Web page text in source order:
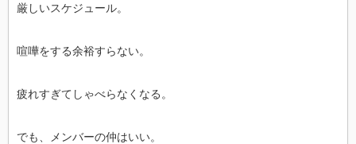
厳しいスケジュール。
喧嘩をする余裕すらない。
疲れすぎてしゃべらなくなる。
でも、メンバーの仲はいい。